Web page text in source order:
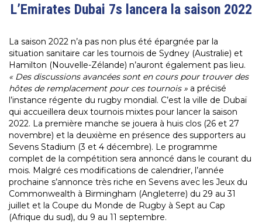
L’Emirates Dubai 7s lancera la saison 2022
La saison 2022 n’a pas non plus été épargnée par la
situation sanitaire car les tournois de Sydney (Australie) et
Hamilton (Nouvelle-Zélande) n’auront également pas lieu.
« Des discussions avancées sont en cours pour trouver des
hôtes de remplacement pour ces tournois » a précisé
l’instance régente du rugby mondial. C’est la ville de Dubaï
qui accueillera deux tournois mixtes pour lancer la saison
2022. La première manche se jouera à huis clos (26 et 27
novembre) et la deuxième en présence des supporters au
Sevens Stadium (3 et 4 décembre). Le programme
complet de la compétition sera annoncé dans le courant du
mois. Malgré ces modifications de calendrier, l’année
prochaine s’annonce très riche en Sevens avec les Jeux du
Commonwealth à Birmingham (Angleterre) du 29 au 31
juillet et la Coupe du Monde de Rugby à Sept au Cap
(Afrique du sud), du 9 au 11 septembre.